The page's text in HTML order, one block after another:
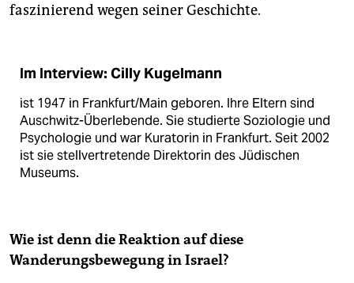
faszinierend wegen seiner Geschichte.
Im Interview: Cilly Kugelmann
ist 1947 in Frankfurt/Main geboren. Ihre Eltern sind
Auschwitz-Überlebende. Sie studierte Soziologie und
Psychologie und war Kuratorin in Frankfurt. Seit 2002
ist sie stellvertretende Direktorin des Jüdischen
Museums.
Wie ist denn die Reaktion auf diese
Wanderungsbewegung in Israel?